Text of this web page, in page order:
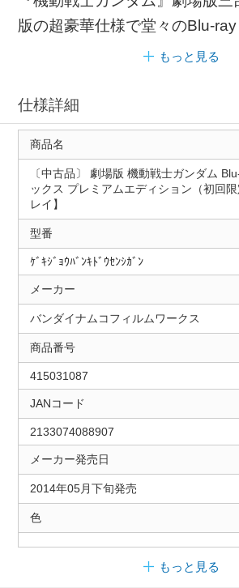
版の超豪華仕様で堂々のBlu-ray
もっと見る
仕様詳細
商品名
〔中古品〕 劇場版 機動戦士ガンダム
ックス プレミアムエディション（初回
レイ】
型番
ｹﾞｷｼﾞｮｳﾊﾞﾝｷﾄﾞｳｾﾝｼｶﾞﾝ
メーカー
バンダイナムコフィルムワークス
商品番号
415031087
JANコード
2133074088907
メーカー発売日
2014年05月下旬発売
色
もっと見る